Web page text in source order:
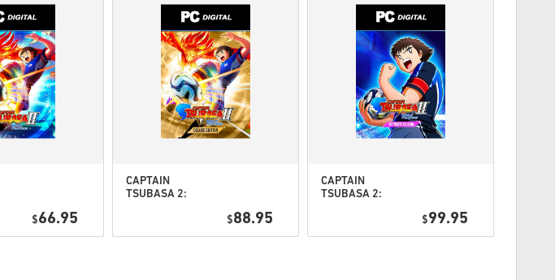
ดูคู่มือสั้น ๆ ด้านบน หรือทำตามขั้นตอนด้านล่าง 👇
• กรอกอีเมลของคุณ
• เลือกวิธีชำระเงินที่ต้องการ
• ดำเนินการสั่งซื้อให้เสร็จ
สำหรับบางผลิตภัณฑ์ คุณอาจจะได้รับรหัสมากกว่าหนึ่งรหัส
$66.95
CAPTAIN
TSUBASA 2:
Deluxe Edition
$88.95
CAPTAIN
TSUBASA 2:
Ultimate
$99.95